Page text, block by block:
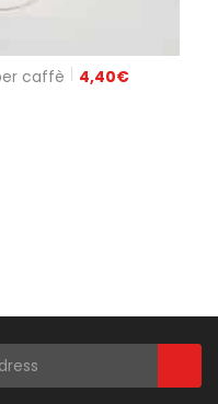
caffè 4,40€